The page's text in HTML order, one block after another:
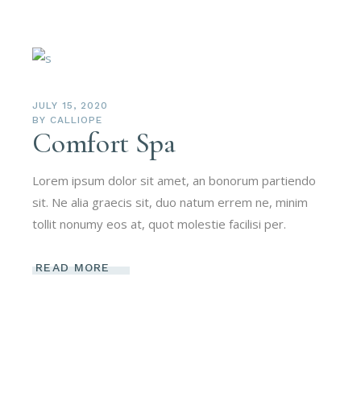
JULY 15, 2020
BY CALLIOPE
Comfort Spa
Lorem ipsum dolor sit amet, an bonorum partiendo
sit. Ne alia graecis sit, duo natum errem ne, minim
tollit nonumy eos at, quot molestie facilisi per.
READ MORE